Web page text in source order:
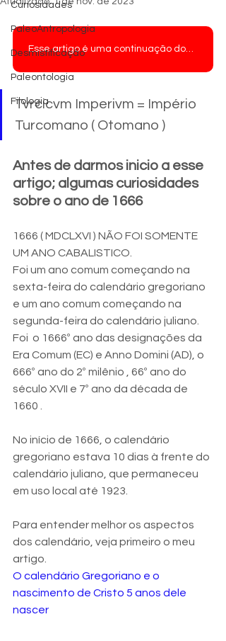
Curiosidades
PaleoAntropologia
Desmistificação
Paleontologia
Filologia
Esse artigo é uma continuação dos artigos sobre o IMPERIO BRITANICO ( PARTES 1 A 4 ).
Tvrcicvm Imperivm = Império
Turcomano ( Otomano )
Antes de darmos inicio a esse
artigo; algumas curiosidades
sobre o ano de 1666
1666 ( MDCLXVI ) NÃO FOI SOMENTE
UM ANO CABALISTICO.
Foi um ano comum começando na
sexta-feira do calendário gregoriano
e um ano comum começando na
segunda-feira do calendário juliano.
Foi  o 1666º ano das designações da
Era Comum (EC) e Anno Domini (AD), o
666º ano do 2º milênio , 66º ano do
século XVII e 7º ano da década de
1660 .
No início de 1666, o calendário
gregoriano estava 10 dias à frente do
calendário juliano, que permaneceu
em uso local até 1923.
Para entender melhor os aspectos
dos calendário, veja primeiro o meu
artigo.
O calendário Gregoriano e o
nascimento de Cristo 5 anos dele
nascer